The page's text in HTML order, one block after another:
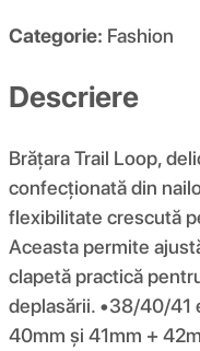
Categorie: Fashion
Descriere
Brățara Trail Loop,
confecționată din
flexibilitate crescută
Aceasta permite
clapetă practică
deplasării. •38/40/41
40mm și 41mm +